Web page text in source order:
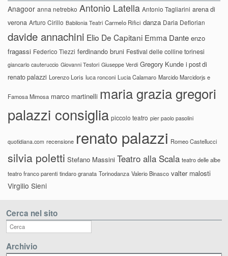
Anagoor anna netrebko Antonio Latella Antonio Tagliarini arena di
verona Arturo Cirillo Babilonia Teatri Carmelo Rifici danza Daria Deflorian
davide annachini Elio De Capitani Emma Dante enzo
fragassi Federico Tiezzi ferdinando bruni Festival delle colline torinesi
giancarlo cauteruccio Giovanni Testori Giuseppe Verdi Gregory Kunde i post di
renato palazzi Lorenzo Loris luca ronconi Lucia Calamaro Marcido Marcidorjs e
Famosa Mimosa marco martinelli maria grazia gregori
palazzi consiglia piccolo teatro pier paolo pasolini
quotidiana.com recensione renato palazzi Romeo Castellucci
silvia poletti Stefano Massini Teatro alla Scala teatro delle albe
teatro franco parenti tindaro granata Torinodanza Valerio Binasco valter malosti
Virgilio Sieni
Cerca nel sito
Archivio